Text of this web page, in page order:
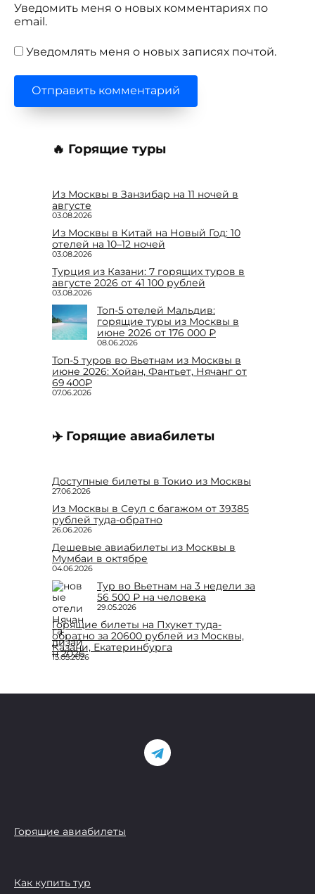
Уведомить меня о новых комментариях по
email.
Уведомлять меня о новых записях почтой.
🔥 Горящие туры
Из Москвы в Занзибар на 11 ночей в
августе
03.08.2026
Из Москвы в Китай на Новый Год: 10
отелей на 10–12 ночей
03.08.2026
Турция из Казани: 7 горящих туров в
августе 2026 от 41 100 рублей
03.08.2026
Топ-5 отелей Мальдив:
горящие туры из Москвы в
июне 2026 от 176 000 ₽
08.06.2026
Топ-5 туров во Вьетнам из Москвы в
июне 2026: Хойан, Фантьет, Нячанг от
69 400₽
07.06.2026
✈️ Горящие авиабилеты
Доступные билеты в Токио из Москвы
27.06.2026
Из Москвы в Сеул с багажом от 39385
рублей туда-обратно
26.06.2026
Дешевые авиабилеты из Москвы в
Мумбаи в октябре
04.06.2026
Тур во Вьетнам на 3 недели за
56 500 ₽ на человека
29.05.2026
Горящие билеты на Пхукет туда-
обратно за 20600 рублей из Москвы,
Казани, Екатеринбурга
15.05.2026
Горящие авиабилеты
Как купить тур